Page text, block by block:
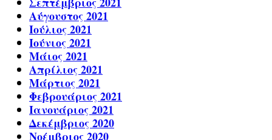
Αύγουστος 2021
Ιούλιος 2021
Ιούνιος 2021
Μάιος 2021
Απρίλιος 2021
Μάρτιος 2021
Φεβρουάριος 2021
Ιανουάριος 2021
Δεκέμβριος 2020
Νοέμβριος 2020